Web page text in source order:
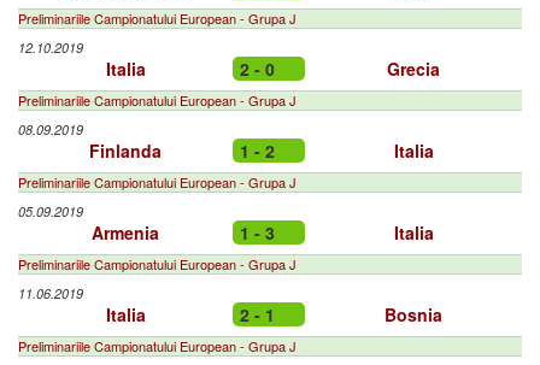
Preliminariile Campionatului European - Grupa J
12.10.2019
Italia 2 - 0 Grecia
Preliminariile Campionatului European - Grupa J
08.09.2019
Finlanda 1 - 2 Italia
Preliminariile Campionatului European - Grupa J
05.09.2019
Armenia 1 - 3 Italia
Preliminariile Campionatului European - Grupa J
11.06.2019
Italia 2 - 1 Bosnia
Preliminariile Campionatului European - Grupa J